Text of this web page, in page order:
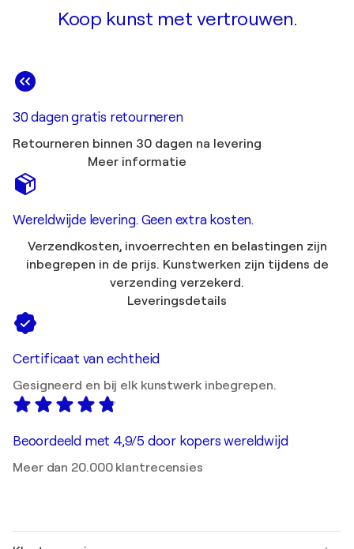
Koop kunst met vertrouwen.
30 dagen gratis retourneren
Retourneren binnen 30 dagen na levering
Meer informatie
Wereldwijde levering. Geen extra kosten.
Verzendkosten, invoerrechten en belastingen zijn
inbegrepen in de prijs. Kunstwerken zijn tijdens de
verzending verzekerd.
Leveringsdetails
Certificaat van echtheid
Gesigneerd en bij elk kunstwerk inbegrepen.
Beoordeeld met 4,9/5 door kopers wereldwijd
Meer dan 20.000 klantrecensies